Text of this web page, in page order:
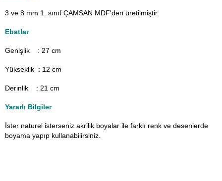
3 ve 8 mm 1. sınıf ÇAMSAN MDF'den üretilmiştir.
Ebatlar
Genişlik : 27 cm
Yükseklik : 12 cm
Derinlik : 21 cm
Yararlı Bilgiler
İster naturel isterseniz akrilik boyalar ile farklı renk ve desenlerde
boyama yapıp kullanabilirsiniz.